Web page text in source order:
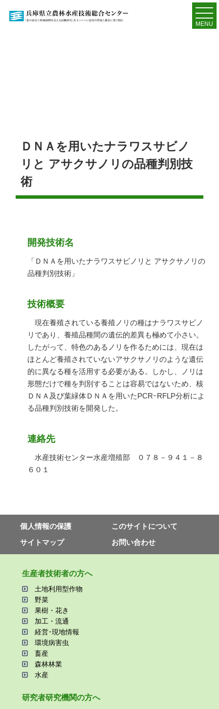
MENU
ＤＮＡを用いたナラワスサビノ
リと アサクサノリの品種判別技
術
開発技術名
「ＤＮＡを用いたナラワスサビノリと アサクサノリの
品種判別技術」
技術概要
現在養殖されている養殖ノリの種はナラワスサビノ
リであり、養殖品種間の遺伝的差異も極めて小さい。
したがって、特色のあるノリを作るためには、現在は
ほとんど養殖されていないアサクサノリのような遺伝
的に異なる種を活用する必要がある。しかし、ノリは
形態だけで種を判別することは容易ではないため、核
ＤＮＡ及び葉緑体ＤＮＡを用いたPCRｰRFLP分析によ
る品種判別技術を開発した。
連絡先
水産技術センター水産増殖部 ０７８－９４１－８
６０１
個⼈情報の保護
このサイトについて
サイトマップ
お問い合わせ
⽣産者技術者の⽅へ
⼟地利⽤型作物
野菜
果樹・花き
加⼯・流通
経営･現地情報
環境病害⾍
畜産
森林林業
⽔産
研究者研究機関の⽅へ